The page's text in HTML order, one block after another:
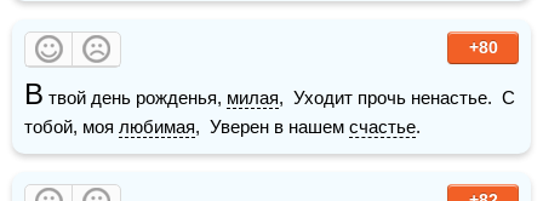
+80
В твой день рожденья, милая,  Уходит прочь ненастье.  С
тобой, моя любимая,  Уверен в нашем счастье.